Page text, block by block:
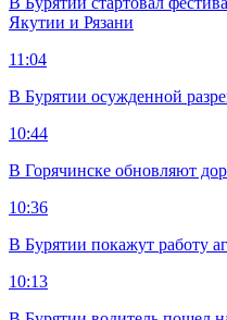
Якутии и Рязани
11:04
В Бурятии осужденной
10:44
В Горячинске обновляют
10:36
В Бурятии покажут работу
10:13